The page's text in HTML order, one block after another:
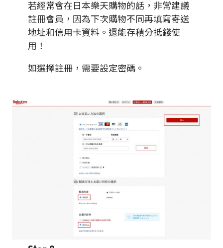
若經常會在日本樂天購物的話，非常建議
註冊會員，因為下次購物不同再填寫寄送
地址和信用卡資料。還能存積分抵錢使
用！
如選擇註冊，需要設定密碼。